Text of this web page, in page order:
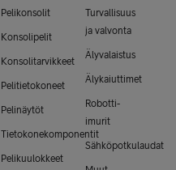
Pelikonsolit
Konsolipelit
Konsolitarvikkeet
Pelitietokoneet
Pelinäytöt
Tietokonekomponentit
Pelikuulokkeet
Turvallisuus
ja valvonta
Älyvalaistus
Älykaiuttimet
Robotti-
imurit
Sähköpotkulaudat